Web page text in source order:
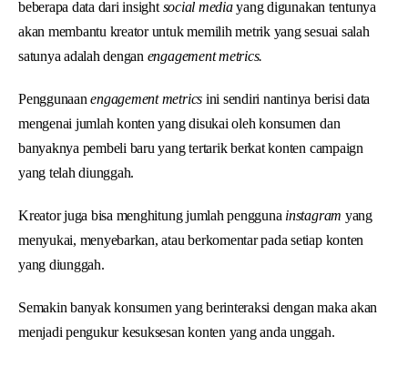
beberapa data dari insightsocial mediayang digunakan tentunya
akan membantu kreator untuk memilih metrik yang sesuai salah
satunya adalah dengan engagement metrics.
Penggunaanengagement metrics ini sendiri nantinya berisi data
mengenai jumlah konten yang disukai oleh konsumen dan
banyaknya pembeli baru yang tertarik berkat konten campaign
yang telah diunggah.
Kreator juga bisa menghitung jumlah pengguna instagram yang
menyukai, menyebarkan, atau berkomentar pada setiap konten
yang diunggah.
Semakin banyak konsumen yang berinteraksi dengan maka akan
menjadi pengukur kesuksesan konten yang anda unggah.